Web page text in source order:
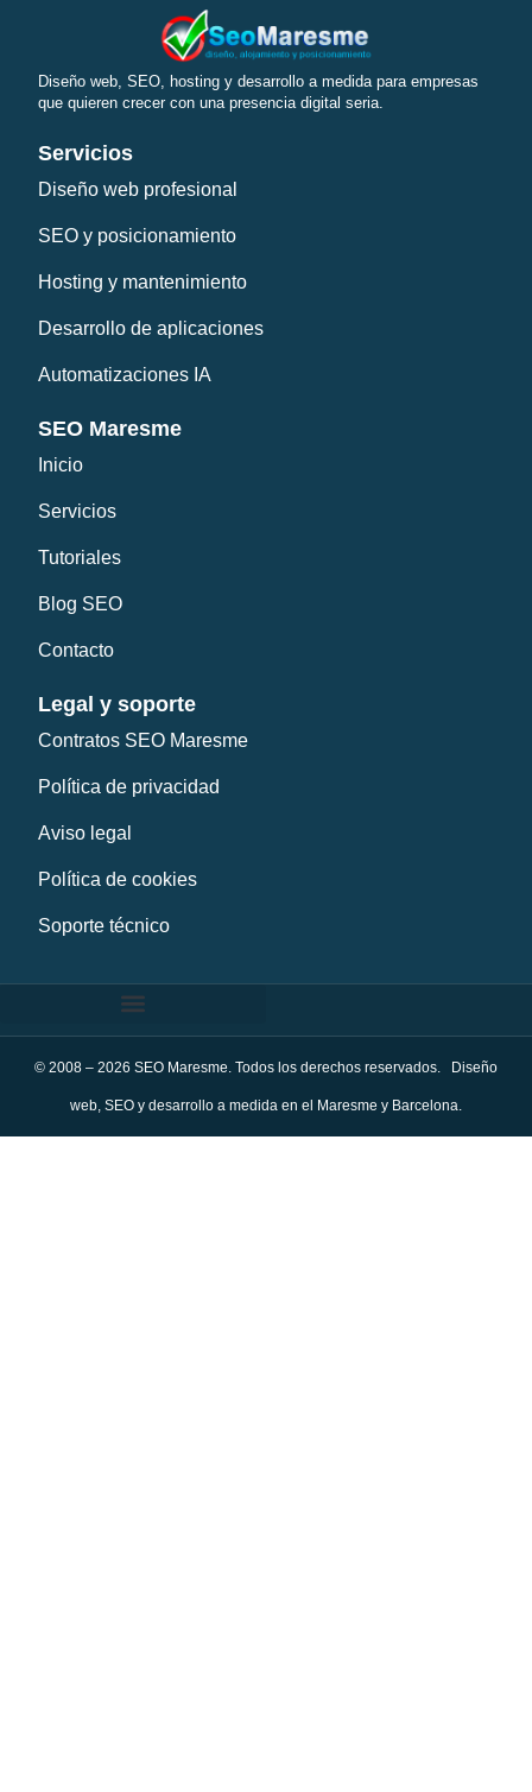
Diseño web, SEO, hosting y desarrollo a medida para empresas
que quieren crecer con una presencia digital seria.
Servicios
Diseño web profesional
SEO y posicionamiento
Hosting y mantenimiento
Desarrollo de aplicaciones
Automatizaciones IA
SEO Maresme
Inicio
Servicios
Tutoriales
Blog SEO
Contacto
Legal y soporte
Contratos SEO Maresme
Política de privacidad
Aviso legal
Política de cookies
Soporte técnico
© 2008 – 2026 SEO Maresme. Todos los derechos reservados. Diseño
web, SEO y desarrollo a medida en el Maresme y Barcelona.